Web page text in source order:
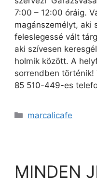
7:00 – 12:00 óráig.
magánszemélyt, aki
feleslegessé vált
aki szívesen
holmik között. A
sorrendben
85 510-449-es
marcalicafe
MINDEN